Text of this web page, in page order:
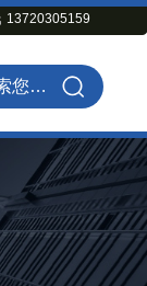
13720305159